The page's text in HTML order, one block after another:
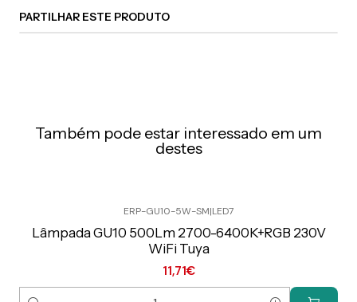
PARTILHAR ESTE PRODUTO
Também pode estar interessado em um
destes
ERP-GU10-5W-SM|LED7
Lâmpada GU10 500Lm 2700-6400K+RGB 230V
WiFi Tuya
11,71€